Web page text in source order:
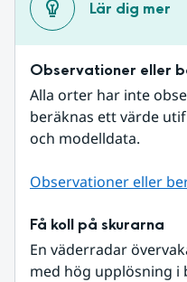
Lär dig mer
Observationer eller
Alla orter har inte
beräknas ett värde
och modelldata.
Observationer eller
Få koll på skurarna
En väderradar
med hög upplösning i